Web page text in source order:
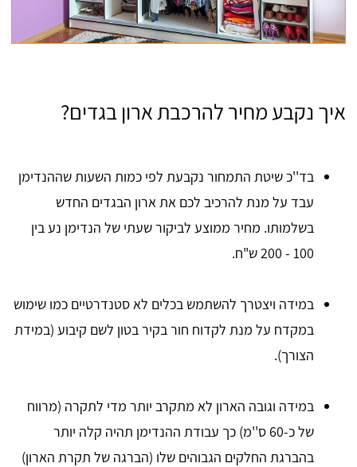
איך נקבע מחיר להרכבת ארון בגדים?
בד''כ שיטת התמחור נקבעת לפי כמות השעות שההנדימן
עבד על מנת להרכיב לכם את ארון הבגדים החדש
בשלמותו. מחיר ממוצע לביקור שעתי של הנדימן נע בין
100 - 200 ש"ח.
במידה ויצטרך להשתמש בכלים לא סטנדרטיים כמו שימוש
במקדח על מנת לקדוח חור בקיר בטון לשם קיבוע (במידת
הצורך).
במידה וגובה הארון לא מתקרב יותר מדי לתקרה (מרווח
של כ-60 ס''מ) כך עבודת ההנדימן תהיה קלה יותר
בהברגת החלקים הגבוהים שלו (הברגה של תקרת הארון)